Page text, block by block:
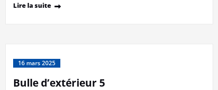
Lire la suite
16 mars 2025
Bulle d’extérieur 5